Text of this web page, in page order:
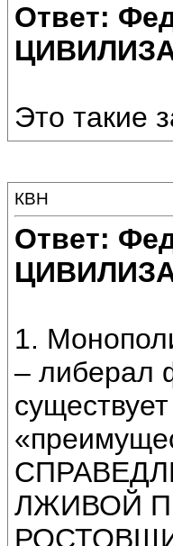
Ответ:
Это такие
КВН
Ответ:
1.
– либерал
ЛЖИВОЙ